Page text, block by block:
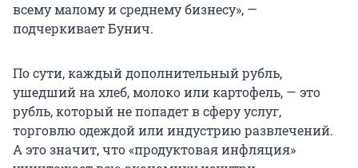
всему малому и среднему бизнесу», —
подчеркивает Бунич.
По сути, каждый дополнительный рубль,
ушедший на хлеб, молоко или картофель, — это
рубль, который не попадет в сферу услуг,
торговлю одеждой или индустрию развлечений.
А это значит, что «продуктовая инфляция»